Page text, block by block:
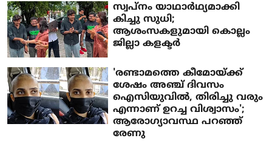
സ്വപ്നം യാഥാർഥ്യമാക്കി
കിച്ചു സുധി;
ആശംസകളുമായി കൊല്ലം
ജില്ലാ കളക്ടർ
'രണ്ടാമത്തെ കീമോയ്ക്ക്
ശേഷം അഞ്ച് ദിവസം
ഐസിയുവിൽ, തിരിച്ചു വരും
എന്നാണ് ഉറച്ച വിശ്വാസം';
ആരോ​ഗ്യാവസ്ഥ പറഞ്ഞ്
രേണു